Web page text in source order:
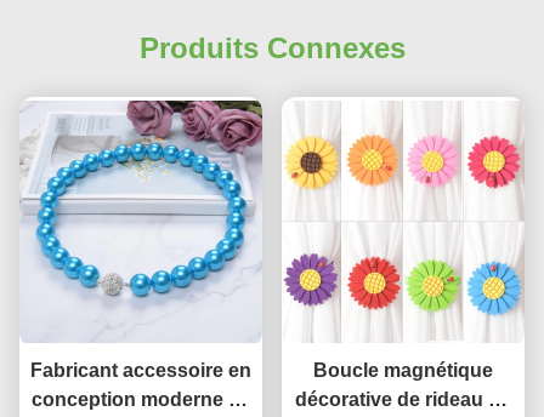
Produits Connexes
Fabricant accessoire en
conception moderne de
Boucle magnétique
décorative de rideau en